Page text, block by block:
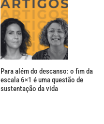
Para além do descanso: o fim da
escala 6×1 é uma questão de
sustentação da vida